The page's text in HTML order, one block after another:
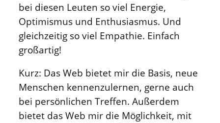
bei diesen Leuten so viel Energie,
Optimismus und Enthusiasmus. Und
gleichzeitig so viel Empathie. Einfach
großartig!
Kurz: Das Web bietet mir die Basis, neue
Menschen kennenzulernen, gerne auch
bei persönlichen Treffen. Außerdem
bietet das Web mir die Möglichkeit, mit